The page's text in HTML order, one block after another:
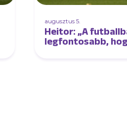
augusztus 5.
Heitor: „A
legfontosabb,